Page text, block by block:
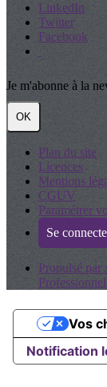
LinkedIn
Twitter
Facebook
Je m'abonne à la
OK
Plan du site
Licences
Mentions
CGUV
Paramétrer
Se
Propulsé par
Notification
Vos